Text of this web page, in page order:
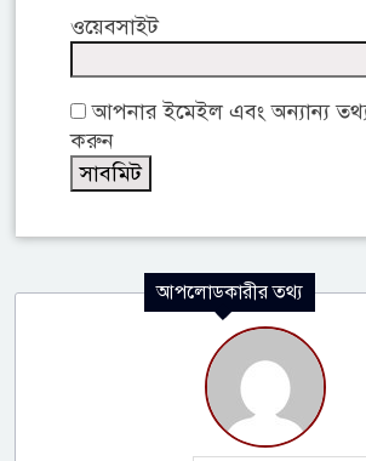
ওয়েবসাইট
আপনার ইমেইল এবং অন্যান্য
করুন
আপলোডকারীর তথ্য